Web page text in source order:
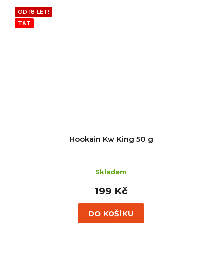
OD 18 LET!
T&T
Hookain Kw King 50 g
Skladem
199 Kč
DO KOŠÍKU